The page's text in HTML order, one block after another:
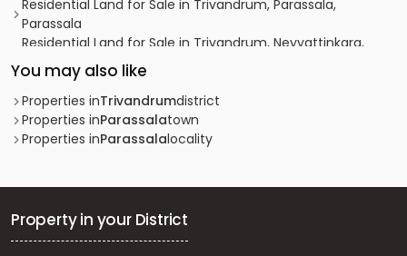
Residential Land for Sale in Trivandrum, Parassala,
Parassala
Residential Land for Sale in Trivandrum, Neyyattinkara,
Neyyatinkara
Residential Land for Sale in Trivandrum, Neyyattinkara,
Parasuvaikkal
Residential Land for Sale in Trivandrum, Neyyattinkara,
Neyyatinkara
Parassala
Residential Land for Sale in Trivandrum, Parassala,
You may also like
Properties inTrivandrumdistrict
Properties inParassalatown
Properties inParassalalocality
Property in your District